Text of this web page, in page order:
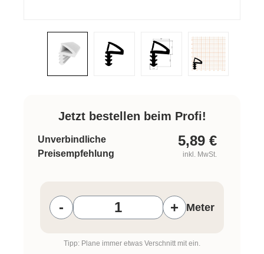
Jetzt bestellen beim Profi!
Unverbindliche
Preisempfehlung
5,89 €
inkl. MwSt.
- + Meter
Tipp: Plane immer etwas Verschnitt mit ein.